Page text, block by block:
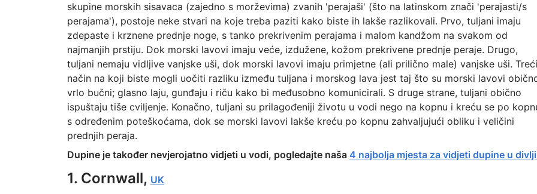
skupine morskih sisavaca (zajedno s morževima) zvanih 'perajaši' (što na latinskom znači 'perajasti/s
perajama'), postoje neke stvari na koje treba paziti kako biste ih lakše razlikovali. Prvo, tuljani imaju
zdepaste i krznene prednje noge, s tanko prekrivenim perajama i malom kandžom na svakom od
najmanjih prstiju. Dok morski lavovi imaju veće, izdužene, kožom prekrivene prednje peraje. Drugo,
tuljani nemaju vidljive vanjske uši, dok morski lavovi imaju primjetne (ali prilično male) vanjske uši. Treći
način na koji biste mogli uočiti razliku između tuljana i morskog lava jest taj što su morski lavovi
vrlo bučni; glasno laju, gunđaju i riču kako bi međusobno komunicirali. S druge strane, tuljani obično
ispuštaju tiše cviljenje. Konačno, tuljani su prilagođeniji životu u vodi nego na kopnu i kreću se po
s određenim poteškoćama, dok se morski lavovi lakše kreću po kopnu zahvaljujući obliku i veličini
prednjih peraja.
Dupine je također nevjerojatno vidjeti u vodi, pogledajte naša 4 najbolja mjesta za vidjeti dupine u
1. Cornwall, UK